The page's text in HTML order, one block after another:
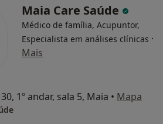
Maia Care Saúde
Médico de família, Acupuntor,
Especialista em análises clínicas ·
Mais
1º andar, sala 5, Maia • Mapa